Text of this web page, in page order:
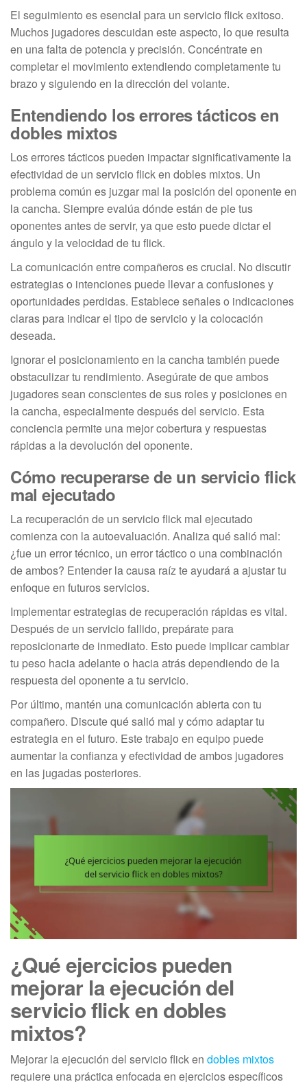
El seguimiento es esencial para un servicio flick exitoso.
Muchos jugadores descuidan este aspecto, lo que resulta
en una falta de potencia y precisión. Concéntrate en
completar el movimiento extendiendo completamente tu
brazo y siguiendo en la dirección del volante.
Entendiendo los errores tácticos en
dobles mixtos
Los errores tácticos pueden impactar significativamente la
efectividad de un servicio flick en dobles mixtos. Un
problema común es juzgar mal la posición del oponente en
la cancha. Siempre evalúa dónde están de pie tus
oponentes antes de servir, ya que esto puede dictar el
ángulo y la velocidad de tu flick.
La comunicación entre compañeros es crucial. No discutir
estrategias o intenciones puede llevar a confusiones y
oportunidades perdidas. Establece señales o indicaciones
claras para indicar el tipo de servicio y la colocación
deseada.
Ignorar el posicionamiento en la cancha también puede
obstaculizar tu rendimiento. Asegúrate de que ambos
jugadores sean conscientes de sus roles y posiciones en
la cancha, especialmente después del servicio. Esta
conciencia permite una mejor cobertura y respuestas
rápidas a la devolución del oponente.
Cómo recuperarse de un servicio flick
mal ejecutado
La recuperación de un servicio flick mal ejecutado
comienza con la autoevaluación. Analiza qué salió mal:
¿fue un error técnico, un error táctico o una combinación
de ambos? Entender la causa raíz te ayudará a ajustar tu
enfoque en futuros servicios.
Implementar estrategias de recuperación rápidas es vital.
Después de un servicio fallido, prepárate para
reposicionarte de inmediato. Esto puede implicar cambiar
tu peso hacia adelante o hacia atrás dependiendo de la
respuesta del oponente a tu servicio.
Por último, mantén una comunicación abierta con tu
compañero. Discute qué salió mal y cómo adaptar tu
estrategia en el futuro. Este trabajo en equipo puede
aumentar la confianza y efectividad de ambos jugadores
en las jugadas posteriores.
¿Qué ejercicios pueden
mejorar la ejecución del
servicio flick en dobles
mixtos?
Mejorar la ejecución del servicio flick en dobles mixtos
requiere una práctica enfocada en ejercicios específicos